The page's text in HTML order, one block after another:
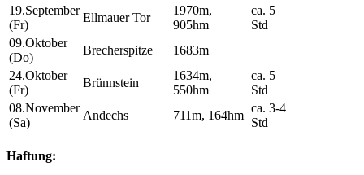
19.September
(Fr)
Ellmauer Tor
1970m,
905hm
ca. 5
Std
09.Oktober
(Do)
Brecherspitze
1683m
24.Oktober
(Fr)
Brünnstein
1634m,
550hm
ca. 5
Std
08.November
(Sa)
Andechs 711m, 164hm
ca. 3-4
Std
Haftung: